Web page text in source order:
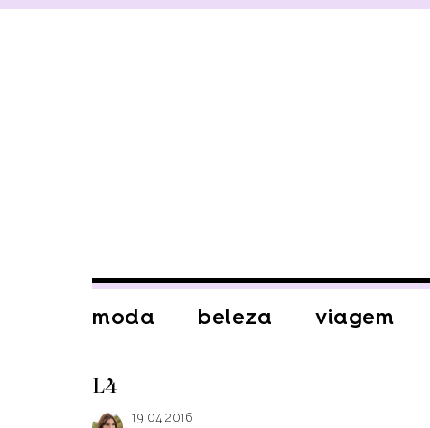
moda beleza viagem
L4
19.04.2016